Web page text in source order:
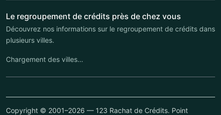
Le regroupement de crédits près de chez vous
Découvrez nos informations sur le regroupement de crédits dans
plusieurs villes.
Chargement des villes…
Copyright © 2001–2026 — 123 Rachat de Crédits. Point